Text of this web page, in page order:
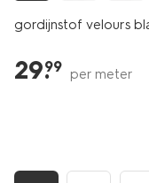
gordijnstof velours
29.
99 per meter